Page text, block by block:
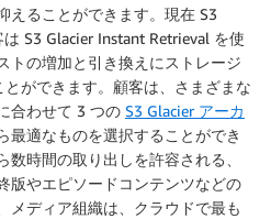
えることができます。現在 S3
S3 Glacier Instant Retrieval を使
トの増加と引き換えにストレージ
ができます。顧客は、さまざまな
合わせて 3 つの S3 Glacier アーカ
最適なものを選択することができ
数時間の取り出しを許容される、
版やエピソードコンテンツなどの
メディア組織は、クラウドで最も